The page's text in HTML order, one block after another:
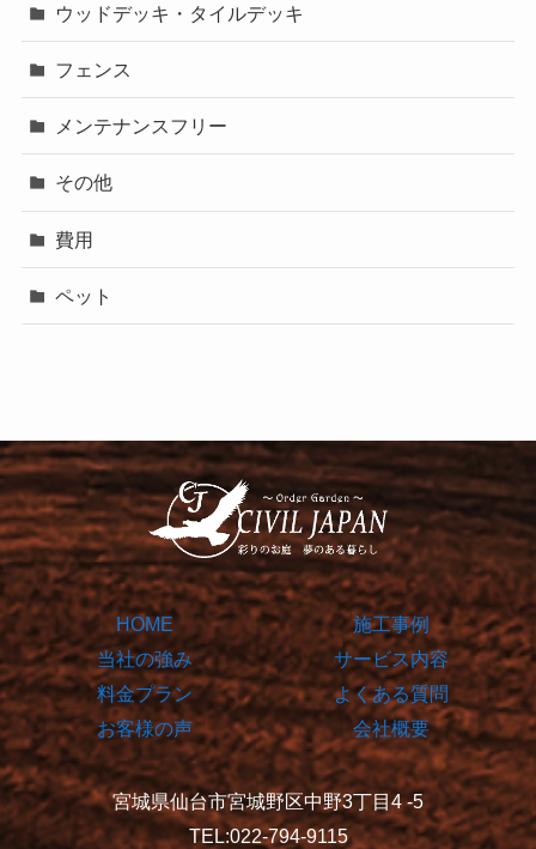
ウッドデッキ・タイルデッキ
フェンス
メンテナンスフリー
その他
費用
ペット
HOME
施工事例
当社の強み
サービス内容
料金プラン
よくある質問
お客様の声
会社概要
宮城県仙台市宮城野区中野3丁目4 -5
TEL:022-794-9115